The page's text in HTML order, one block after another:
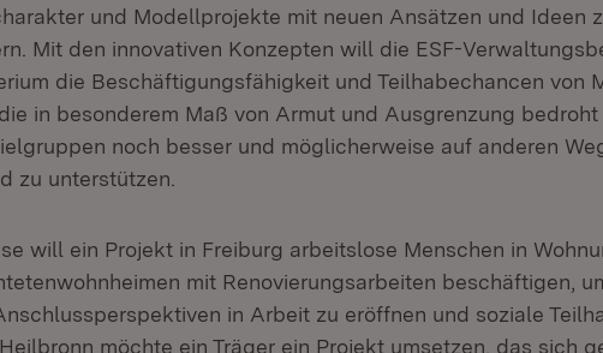
und Modellprojekte mit neuen Ansätzen und Ideen
Mit den innovativen Konzepten will die ESF-
die Beschäftigungsfähigkeit und Teilhabechancen von
in besonderem Maß von Armut und Ausgrenzung
noch besser und möglicherweise auf anderen
zu unterstützen.
will ein Projekt in Freiburg arbeitslose Menschen in
mit Renovierungsarbeiten beschäftigen,
in Arbeit zu eröffnen und soziale
möchte ein Träger ein Projekt umsetzen, das sich